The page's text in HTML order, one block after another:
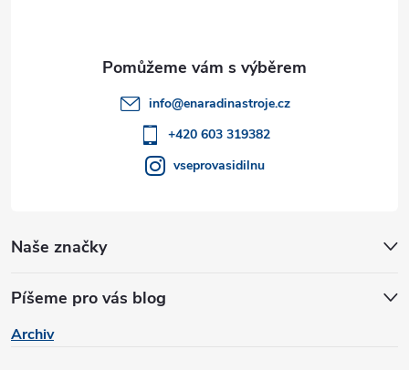
Naše značky
Píšeme pro vás blog
Archiv
info@enaradinastroje.cz
+420 603 319382
vseprovasidilnu